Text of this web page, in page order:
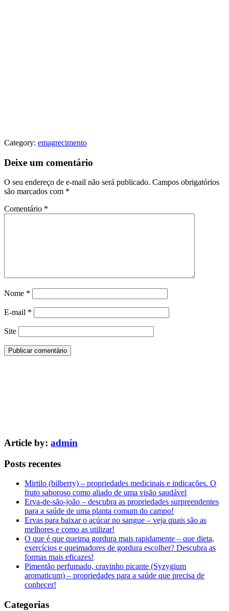
Category: emagrecimento
Deixe um comentário
O seu endereço de e-mail não será publicado. Campos obrigatórios
são marcados com *
Comentário *
Nome *
E-mail *
Site
Article by: admin
Posts recentes
Mirtilo (bilberry) – propriedades medicinais e indicações. O
fruto saboroso como aliado de uma visão saudável
Erva-de-são-joão – descubra as propriedades surpreendentes
para a saúde de uma planta comum do campo!
Ervas para baixar o açúcar no sangue – veja quais são as
melhores e como as utilizar!
O que é que queima gordura mais rapidamente – que dieta,
exercícios e queimadores de gordura escolher? Descubra as
formas mais eficazes!
Pimentão perfumado, cravinho picante (Syzygium
aromaticum) – propriedades para a saúde que precisa de
conhecer!
Categorias